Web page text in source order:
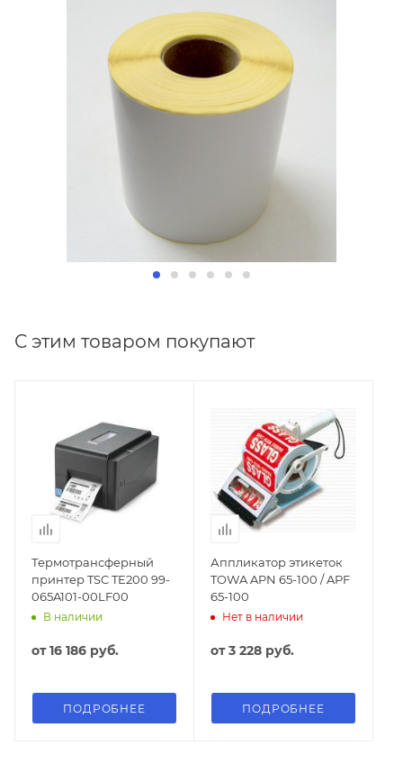
С этим товаром покупают
Термотрансферный
принтер TSC TE200 99-
065A101-00LF00
В наличии
от16 186 руб.
ПОДРОБНЕЕ
Аппликатор этикеток
TOWA APN 65-100 / APF
65-100
Нет в наличии
от3 228 руб.
ПОДРОБНЕЕ